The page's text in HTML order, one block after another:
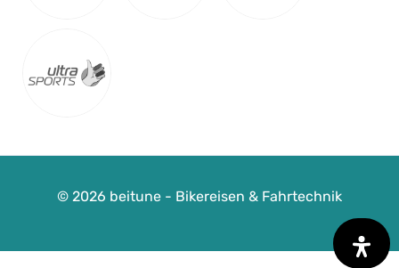
© 2026 beitune - Bikereisen & Fahrtechnik